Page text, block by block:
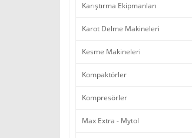
Karıştırma Ekipmanları
Karot Delme Makineleri
Kesme Makineleri
Kompaktörler
Kompresörler
Max Extra - Mytol